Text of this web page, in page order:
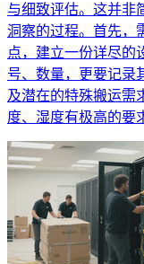
与细致评估。这并非
洞察的过程。首先，
点，建立一份详尽的
号、数量，更要记录
及潜在的特殊搬运需
度、湿度有极高的要